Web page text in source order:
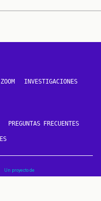
ZOOM INVESTIGACIONES
PREGUNTAS FRECUENTES
Un proyecto de